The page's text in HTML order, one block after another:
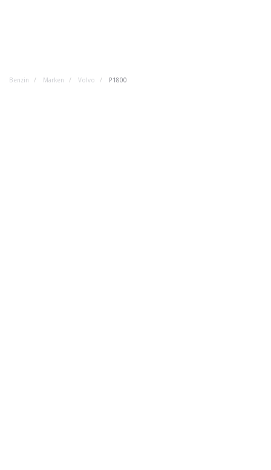
Benzin Marken Volvo P1800